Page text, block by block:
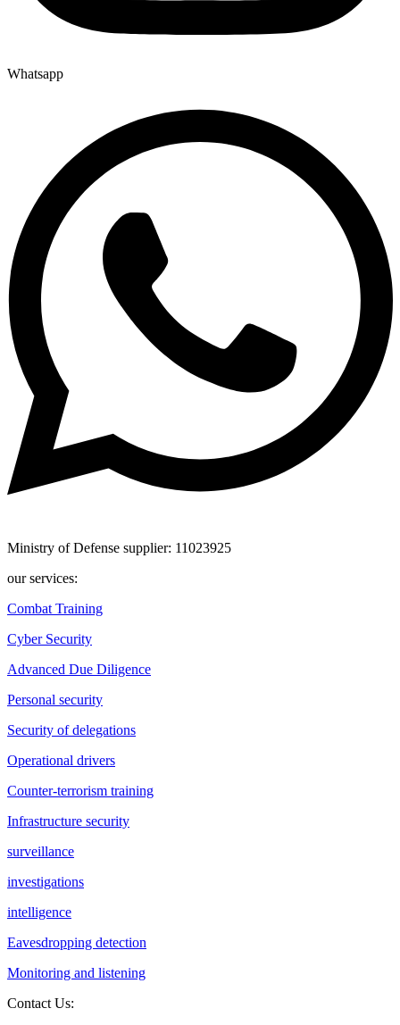
Whatsapp
Ministry of Defense supplier: 11023925
our services:
Combat Training
Cyber Security
Advanced Due Diligence
Personal security
Security of delegations
Operational drivers
Counter-terrorism training
Infrastructure security
surveillance
investigations
intelligence
Eavesdropping detection
Monitoring and listening
Contact Us: